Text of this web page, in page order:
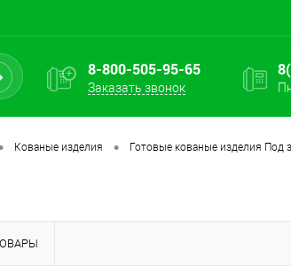
8-800-505-95-65
Заказать звонок
Кованые изделия • Готовые кованые изделия Под